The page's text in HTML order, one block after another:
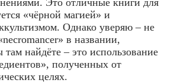
«чёрной магией» и
Однако уверяю – не
в названии,
найдёте – это использование
полученных от
целях.